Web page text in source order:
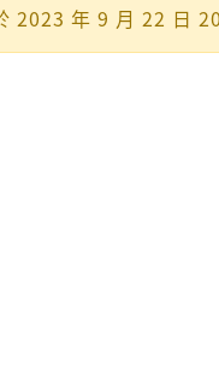
2023 年 9 月 22 日